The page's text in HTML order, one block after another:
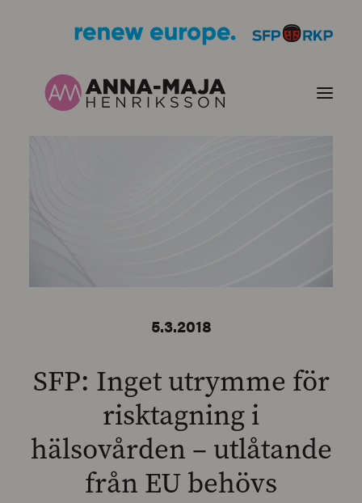
SEARCH
5.3.2018
SFP: Inget utrymme för
risktagning i
hälsovården – utlåtande
från EU behövs